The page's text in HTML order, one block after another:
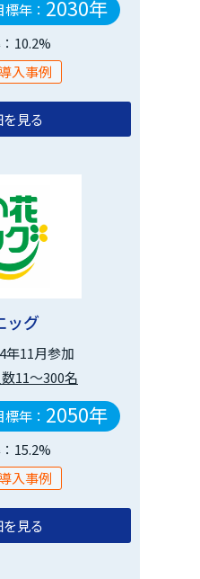
年： 2030年
10.2%
入事例
見る
ッグ
年11月参加
11～300名
年： 2050年
15.2%
入事例
見る